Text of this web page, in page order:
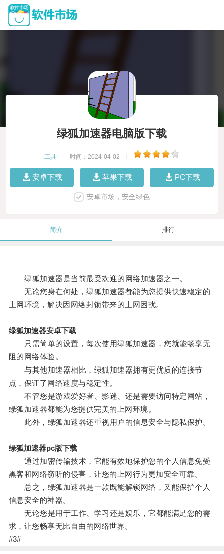
绿狐加速器电脑版下载
工具 时间：2024-04-02
安卓下载 苹果下载 PC下载
安卓市场，安全绿色
简介 排行
绿狐加速器是当前最受欢迎的网络加速器之一。
无论您身在何处，绿狐加速器都能为您提供快速稳定的
上网环境，解决因网络封锁带来的上网困扰。
绿狐加速器安卓下载
只需简单的设置，每次使用绿狐加速器，您就能畅享无
阻的网络体验。
与其他加速器相比，绿狐加速器拥有更优质的连接节
点，保证了网络速度与稳定性。
不管您是游戏爱好者、影迷、还是需要访问特定网站，
绿狐加速器都能为您提供完美的上网环境。
此外，绿狐加速器还重视用户的信息安全与隐私保护。
绿狐加速器pc版下载
通过加密传输技术，它能有效地保护您的个人信息免受
黑客和网络窃听的侵害，让您的上网行为更加安全可靠。
总之，绿狐加速器是一款既能解锁网络，又能保护个人
信息安全的神器。
无论您是用于工作、学习还是娱乐，它都能满足您的需
求，让您畅享无比自由的网络世界。
#3#